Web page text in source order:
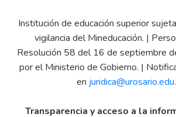
Institución de educación superior
vigilancia del Mineducación. |
Resolución 58 del 16 de septiembre
por el Ministerio de Gobierno. |
en
Transparencia y acceso a la